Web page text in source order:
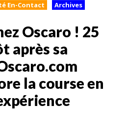
En-Contact Archives
Oscaro ! 25
après sa
la course en